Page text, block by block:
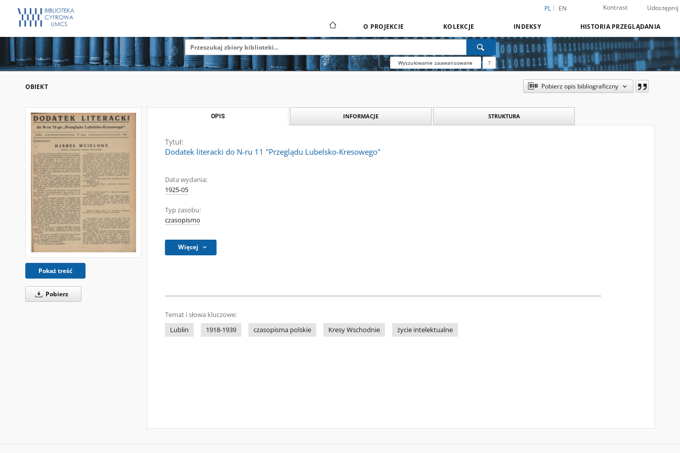
PL EN Kontrast Udostępnij
O PROJEKCIE KOLEKCJE INDEKSY HISTORIA PRZEGLĄDANIA
Wyszukiwanie zaawansowane ?
OBIEKT Pobierz opis bibliograficzny
Pokaż treść
Pobierz
OPIS INFORMACJE STRUKTURA
Tytuł:
Dodatek literacki do N-ru 11 "Przeglądu Lubelsko-Kresowego"
Data wydania:
1925-05
Typ zasobu:
czasopismo
Więcej
Temat i słowa kluczowe:
Lublin
1918-1939 czasopisma polskie Kresy Wschodnie życie intelektualne